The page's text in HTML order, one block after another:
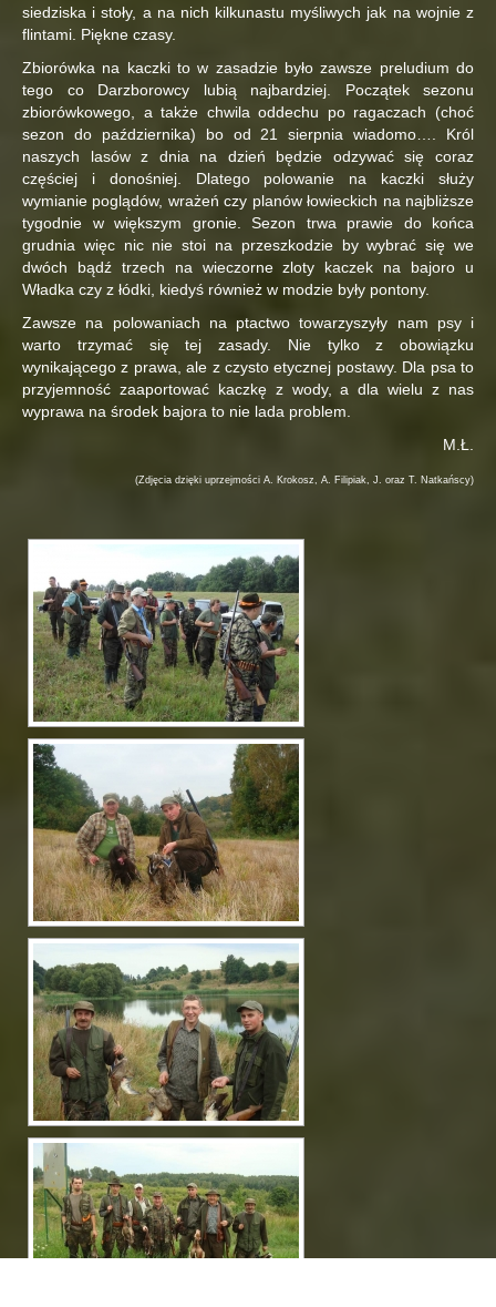
siedziska i stoły, a na nich kilkunastu myśliwych jak na wojnie z
flintami. Piękne czasy.
Zbiorówka na kaczki to w zasadzie było zawsze preludium do
tego co Darzborowcy lubią najbardziej. Początek sezonu
zbiorówkowego, a także chwila oddechu po ragaczach (choć
sezon do października) bo od 21 sierpnia wiadomo…. Król
naszych lasów z dnia na dzień będzie odzywać się coraz
częściej i donośniej. Dlatego polowanie na kaczki służy
wymianie poglądów, wrażeń czy planów łowieckich na najbliższe
tygodnie w większym gronie. Sezon trwa prawie do końca
grudnia więc nic nie stoi na przeszkodzie by wybrać się we
dwóch bądź trzech na wieczorne zloty kaczek na bajoro u
Władka czy z łódki, kiedyś również w modzie były pontony.
Zawsze na polowaniach na ptactwo towarzyszyły nam psy i
warto trzymać się tej zasady. Nie tylko z obowiązku
wynikającego z prawa, ale z czysto etycznej postawy. Dla psa to
przyjemność zaaportować kaczkę z wody, a dla wielu z nas
wyprawa na środek bajora to nie lada problem.
M.Ł.
(Zdjęcia dzięki uprzejmości A. Krokosz, A. Filipiak, J. oraz T. Natkańscy)